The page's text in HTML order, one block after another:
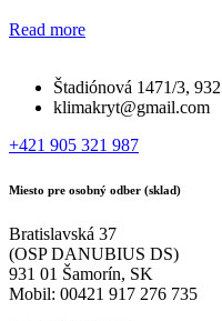
Read more
Štadiónová 1471/3,
klimakryt@gmail.com
+421 905 321 987
Miesto pre osobný odber (sklad)
Bratislavská 37
(OSP DANUBIUS DS)
931 01 Šamorín, SK
Mobil: 00421 917 276 735